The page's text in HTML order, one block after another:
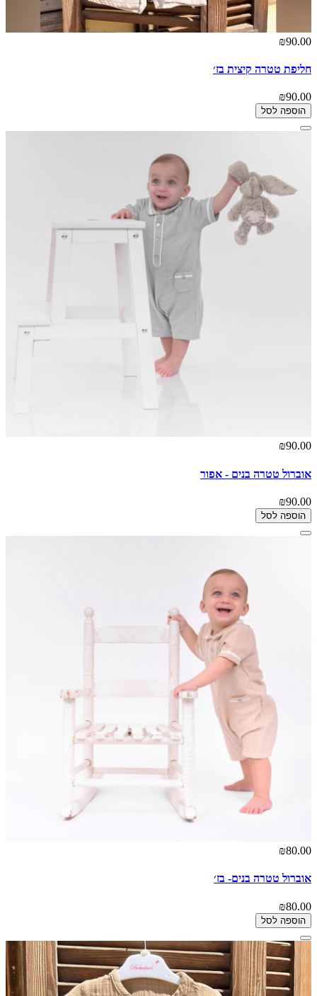
₪90.00
חליפת טטרה קיצית בז׳
₪90.00
הוספה לסל
₪90.00
אוברול טטרה בנים - אפור
₪90.00
הוספה לסל
₪80.00
אוברול טטרה בנים- בז׳
₪80.00
הוספה לסל